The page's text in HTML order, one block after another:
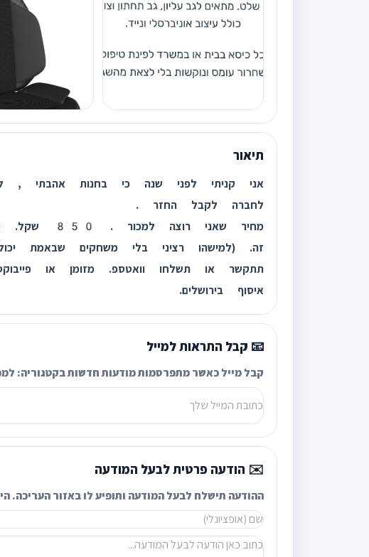
תיאור
אני קניתי לפני שנה כי בחנות אהבתי ,
לחברה לקבל החזר .
מחיר שאני
זה. (למישהו רציני בלי משחקים שבאמת
תתקשר או תשלחו וואטספ. מזומן או
איסוף בירושלים.
📧 קבל התראות למייל
קבל מייל כאשר מתפרסמות מודעות חדשות בקטגוריה:
✉️ הודעה פרטית לבעל המודעה
ההודעה תישלח לבעל המודעה ותופיע לו באזור העריכה.